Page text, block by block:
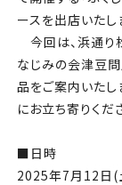
ースを出店いたし
今回は、浜通り
なじみの会津豆
品をご案内いたし
にお立ち寄りくだ
■日時
2025年7月12日